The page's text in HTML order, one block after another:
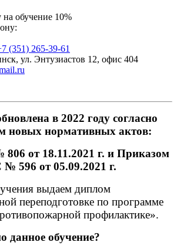
обучение 10%
(351) 265-39-61
ул. Энтузиастов 12, офис 404
в 2022 году согласно
новых нормативных актов:
от 18.11.2021 г. и Приказом
596 от 05.09.2021 г.
выдаем диплом
переподготовке по программе
профилактике».
данное обучение?